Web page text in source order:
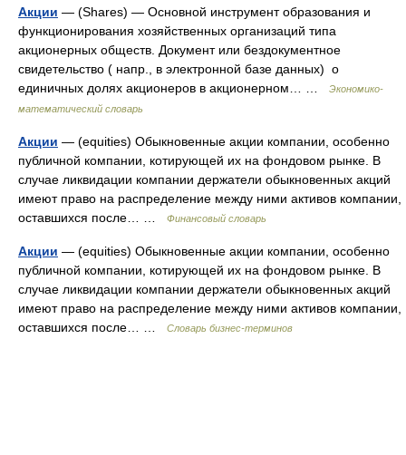
Акции — (Shares) — Основной инструмент образования и
функционирования хозяйственных организаций типа
акционерных обществ. Документ или бездокументное
свидетельство ( напр., в электронной базе данных) о
единичных долях акционеров в акционерном… …
Экономико-
математический словарь
Акции — (equities) Обыкновенные акции компании, особенно
публичной компании, котирующей их на фондовом рынке. В
случае ликвидации компании держатели обыкновенных акций
имеют право на распределение между ними активов компании,
оставшихся после… …
Финансовый словарь
Акции — (equities) Обыкновенные акции компании, особенно
публичной компании, котирующей их на фондовом рынке. В
случае ликвидации компании держатели обыкновенных акций
имеют право на распределение между ними активов компании,
оставшихся после… …
Словарь бизнес-терминов